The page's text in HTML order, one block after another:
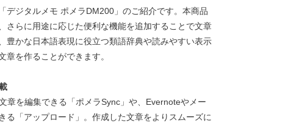
デジタルメモ ポメラDM200」のご紹介です。本商品
さらに用途に応じた便利な機能を追加することで文章
豊かな日本語表現に役立つ類語辞典や読みやすい表示
章を作ることができます。
章を編集できる「ポメラSync」や、Evernoteやメー
る「アップロード」。作成した文章をよりスムーズに